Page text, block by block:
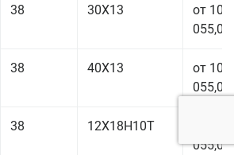
38 30Х13
от 101
055,00
38 40Х13
от 101
055,00
38 12Х18Н10Т
055,00